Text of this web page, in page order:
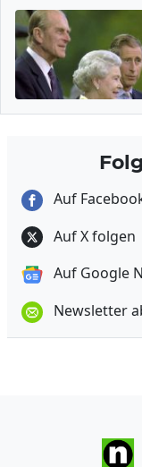
Auf
Auf X folgen
Auf Google
Newsletter